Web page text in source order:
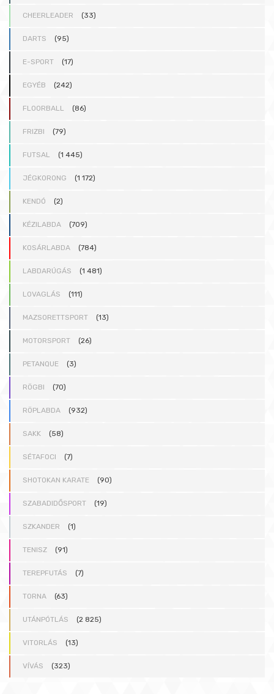
CHEERLEADER (33)
DARTS (95)
E-SPORT (17)
EGYÉB (242)
FLOORBALL (86)
FRIZBI (79)
FUTSAL (1 445)
JÉGKORONG (1 172)
KENDÓ (2)
KÉZILABDA (709)
KOSÁRLABDA (784)
LABDARÚGÁS (1 481)
LOVAGLÁS (111)
MAZSORETTSPORT (13)
MOTORSPORT (26)
PETANQUE (3)
RÖGBI (70)
RÖPLABDA (932)
SAKK (58)
SÉTAFOCI (7)
SHOTOKAN KARATE (90)
SZABADIDŐSPORT (19)
SZKANDER (1)
TENISZ (91)
TEREPFUTÁS (7)
TORNA (63)
UTÁNPÓTLÁS (2 825)
VITORLÁS (13)
VÍVÁS (323)